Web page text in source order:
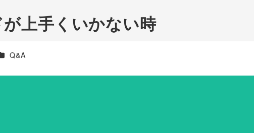
上手くいかない時
テゴリー
Q&A